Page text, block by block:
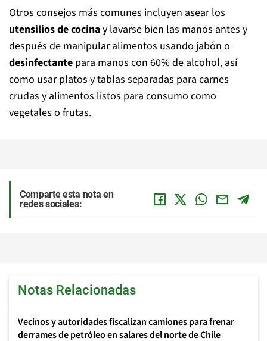
Otros consejos más comunes incluyen asear los
utensilios de cocinay lavarse bien las manos antes y
después de manipular alimentos usando jabón o
desinfectante para manos con 60% de alcohol, así
como usar platos y tablas separadas para carnes
crudas y alimentos listos para consumo como
vegetales o frutas.
Comparte esta nota en
redes sociales:
Notas Relacionadas
Vecinos y autoridades fiscalizan camiones para frenar
derrames de petróleo en salares del norte de Chile